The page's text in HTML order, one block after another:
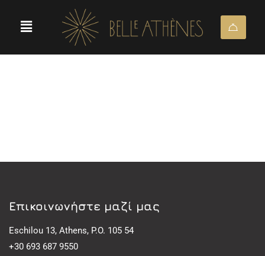
Eπικοινωνήστε μαζί μας
Eschilou 13, Athens, P.O. 105 54
+30 693 687 9550